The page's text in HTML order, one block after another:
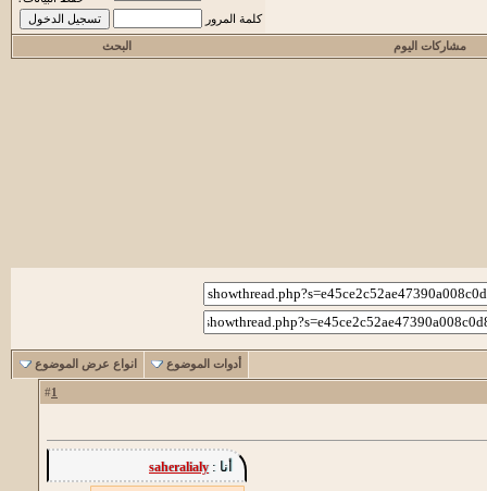
كلمة المرور
مشاركات اليوم البحث
أدوات الموضوع انواع عرض الموضوع
1
أنا :saheralialy